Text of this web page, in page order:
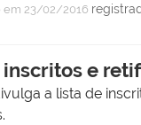
em 23/02/2016
e
a lista de